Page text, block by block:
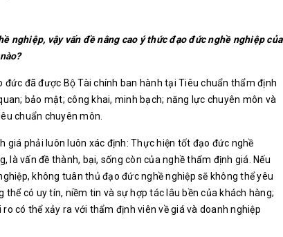
nghiệp, vậy vấn đề nâng cao ý thức đạo đức nghề nghiệp của
đức đã được Bộ Tài chính ban hành tại Tiêu chuẩn thẩm định
bảo mật; công khai, minh bạch; năng lực chuyên môn và
chuẩn chuyên môn.
giá phải luôn luôn xác định: Thực hiện tốt đạo đức nghề
là vấn đề thành, bại, sống còn của nghề thẩm định giá. Nếu
không tuân thủ đạo đức nghề nghiệp sẽ không thể yêu
thể có uy tín, niềm tin và sự hợp tác lâu bền của khách hàng;
có thể xảy ra với thẩm định viên về giá và doanh nghiệp